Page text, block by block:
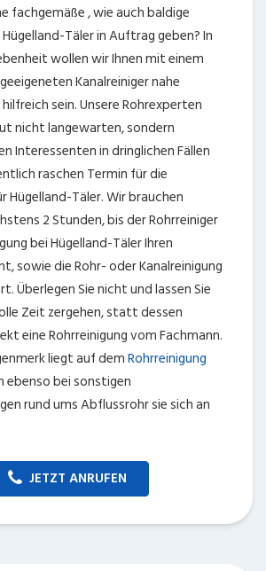
fachgemäße , wie auch baldige
Täler in Auftrag geben? In
wollen wir Ihnen mit einem
Kanalreiniger nahe
sein. Unsere Rohrexperten
nicht langewarten, sondern
Interessenten in dringlichen Fällen
raschen Termin für die
Hügelland-Täler. Wir brauchen
2 Stunden, bis der Rohrreiniger
bei Hügelland-Täler Ihren
sowie die Rohr- oder Kanalreinigung
Überlegen Sie nicht und lassen Sie
Zeit zergehen, statt dessen
eine Rohrreinigung vom Fachmann.
liegt auf demRohrreinigung
ebenso bei sonstigen
rund ums Abflussrohr sie sich an
JETZT ANRUFEN